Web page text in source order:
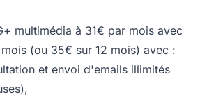
multimédia à 31€ par mois avec
(ou 35€ sur 12 mois) avec :
et envoi d'emails illimités